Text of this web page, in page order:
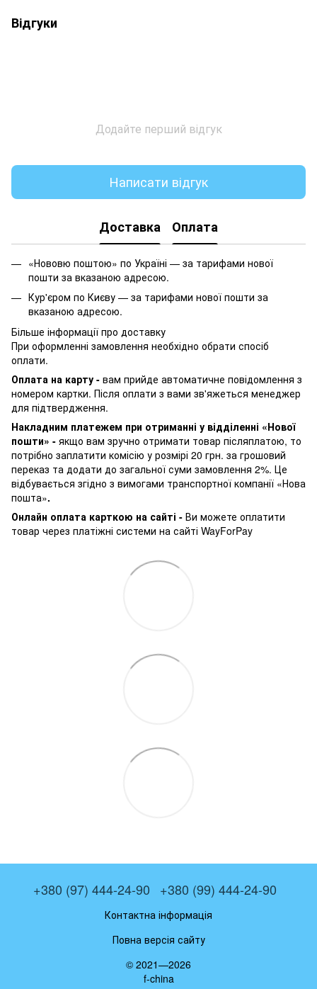
Відгуки
Додайте перший відгук
Написати відгук
Доставка Оплата
«Нововю поштою» по Україні — за тарифами нової
пошти за вказаною адресою.
Кур'єром по Києву — за тарифами нової пошти за
вказаною адресою.
Більше інформації про доставку
При оформленні замовлення необхідно обрати спосіб
оплати.
Оплата на карту - вам прийде автоматичне повідомлення з
номером картки. Після оплати з вами зв'яжеться менеджер
для підтвердження.
Накладним платежем при отриманні у відділенні «Нової
пошти» - якщо вам зручно отримати товар післяплатою, то
потрібно заплатити комісію у розмірі 20 грн. за грошовий
переказ та додати до загальної суми замовлення 2%. Це
відбувається згідно з вимогами транспортної компанії «Нова
пошта».
Онлайн оплата карткою на сайті - Ви можете оплатити
товар через платіжні системи на сайті WayForPay
+380 (97) 444-24-90 +380 (99) 444-24-90
Контактна інформація
Повна версія сайту
© 2021—2026
f-china